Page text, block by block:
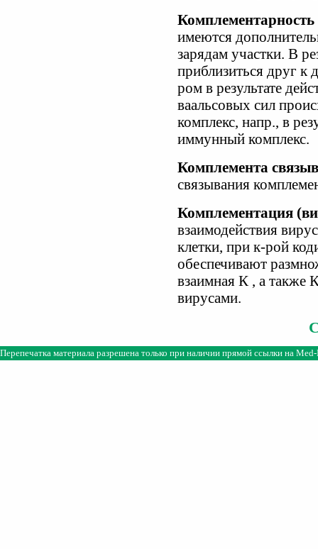
Комплементарность
имеются
зарядам участки. В
приблизиться друг к
ром в результате
ваальсовых сил
комплекс, напр., в
иммунный комплекс.
Комплемента
связывания
Комплементация
взаимодействия
клетки, при к-рой
обеспечивают
взаимная К , а
вирусами.
Перепечатка материала разрешена только при наличии прямой ссылки на